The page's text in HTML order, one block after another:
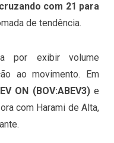
com 21 para
de tendência.
por exibir volume
ao movimento. Em
ON (BOV:ABEV3)e
com Harami de Alta,